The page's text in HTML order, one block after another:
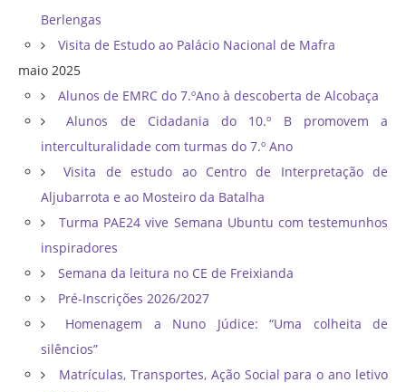
Berlengas
Visita de Estudo ao Palácio Nacional de Mafra
maio 2025
Alunos de EMRC do 7.ºAno à descoberta de Alcobaça
Alunos de Cidadania do 10.º B promovem a
interculturalidade com turmas do 7.º Ano
Visita de estudo ao Centro de Interpretação de
Aljubarrota e ao Mosteiro da Batalha
Turma PAE24 vive Semana Ubuntu com testemunhos
inspiradores
Semana da leitura no CE de Freixianda
Pré-Inscrições 2026/2027
Homenagem a Nuno Júdice: “Uma colheita de
silêncios”
Matrículas, Transportes, Ação Social para o ano letivo